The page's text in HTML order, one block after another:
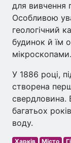
для вивчення
Особливою
геологічний
будинок й їм
мікроскопами.
У 1886 році,
створена
свердловина.
багатьох
воду.
Харків Місто